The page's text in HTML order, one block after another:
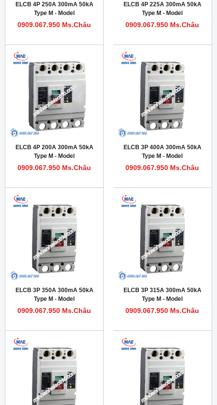
ELCB 4P 250A 300mA 50kA
Type M - Model
HDM1LE400M2504TA
0909.067.950 Ms.Châu
ELCB 4P 225A 300mA 50kA
Type M - Model
HDM1LE400M2254TA
0909.067.950 Ms.Châu
ELCB 4P 200A 300mA 50kA
Type M - Model
HDM1LE400M2004TA
0909.067.950 Ms.Châu
ELCB 3P 400A 300mA 50kA
Type M - Model
HDM1LE400M4003T
0909.067.950 Ms.Châu
ELCB 3P 350A 300mA 50kA
Type M - Model
HDM1LE400M3503T
0909.067.950 Ms.Châu
ELCB 3P 315A 300mA 50kA
Type M - Model
HDM1LE400M3153T
0909.067.950 Ms.Châu